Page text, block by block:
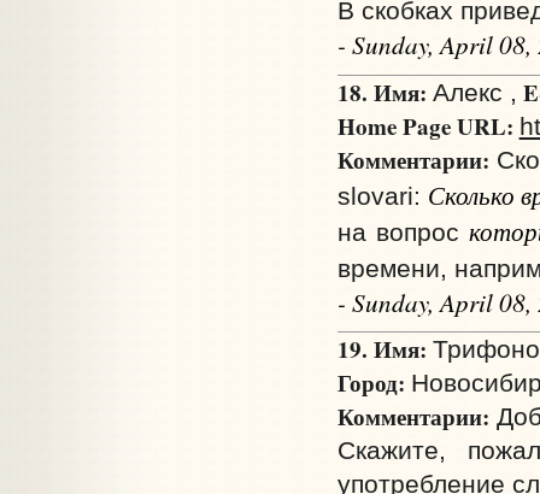
В скобках
- Sunday, April
18. Имя: Алекс ,
Home Page URL:
Комментарии:
slovari: Сколько
на вопрос
времени,
- Sunday, April
19. Имя:
Город:
Комментарии:
Скажите,
употребление